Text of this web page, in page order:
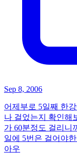
Sep 8, 2006
어제부로 5일째 한
나 걸었는지 확인해
가 60분정도 걸리니
일에 5번은 걸어야
아우